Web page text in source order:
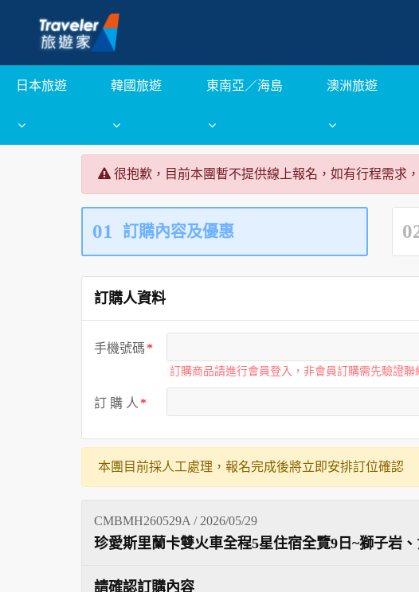
日本旅遊 韓國旅遊 東南亞／海島 澳洲旅遊
很抱歉，目前本團暫不提供線上報名，如有行程需求
01 訂購內容及優惠
訂購人資料
手機號碼
訂購商品請進行會員登入，非會員訂購需先驗證聯
訂 購 人
本團目前採人工處理，報名完成後將立即安排訂位確認
CMBMH260529A / 2026/05/29
珍愛斯里蘭卡雙火車全程5星住宿全覽9日~獅子岩
請確認訂購內容